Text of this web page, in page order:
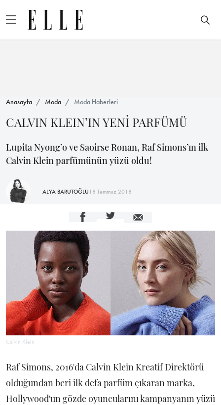
Anasayfa Moda Moda Haberleri
CALVIN KLEIN’IN YENİ PARFÜMÜ
Lupita Nyong’o ve Saoirse Ronan, Raf Simons’ın ilk
Calvin Klein parfümünün yüzü oldu!
ALYA BARUTOĞLU18 Temmuz 2018
Calvin Klein
Raf Simons, 2016'da Calvin Klein Kreatif Direktörü
olduğundan beri ilk defa parfüm çıkaran marka,
Hollywood'un gözde oyuncularını kampanyanın yüzü